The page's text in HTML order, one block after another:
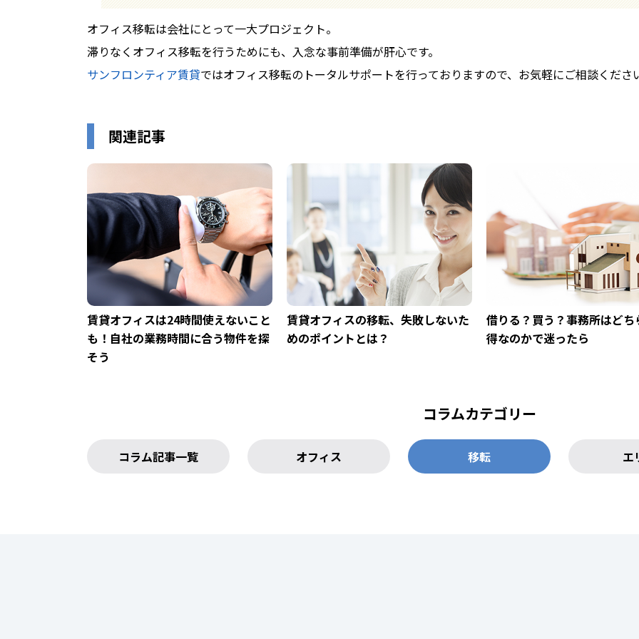
オフィス移転は会社にとって一大プロジェクト。
滞りなくオフィス移転を行うためにも、入念な事前準備が肝心です。
サンフロンティア賃貸ではオフィス移転のトータルサポートを行っておりますので、お気軽にご相談くださ
関連記事
賃貸オフィスは24時間使えないこと
も！自社の業務時間に合う物件を探
そう
賃貸オフィスの移転、失敗しないた
めのポイントとは？
借りる？買う？事務所はどち
得なのかで迷ったら
コラムカテゴリー
コラム記事一覧 オフィス 移転 エ